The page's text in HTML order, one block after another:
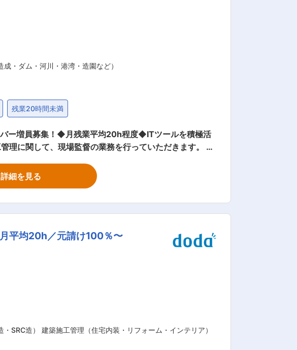
す。 ■モデル年収 主任：450〜67
当課長：690〜850万円（在職最年少35歳）／管理
・ダム・河川・港湾・造園など）
残業20時間未満
ー増員募集！◆月残業平均20h程度◆ITツールを積極活
社員マニュアルがありますので安心して業務に取り組む
入：現場状況の写真などを共有し、今どこで何が起きて
た ・地元武雄市でのCSR活動：子供たちと取り組む里
た独自の教育体制や24時間体制の病院の新設など暮ら
詳細を見る
平均20h／元請け100％〜
・SRC造） 建築施工管理（住宅内装・リフォーム・インテリア）